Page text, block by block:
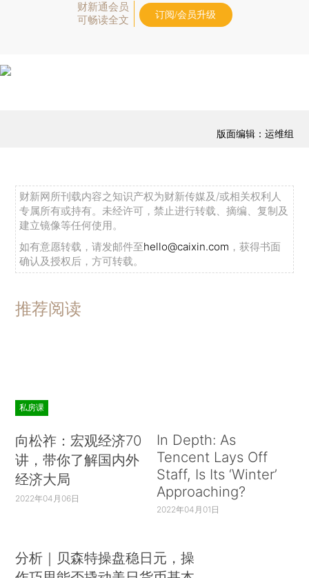
财新通会员
可畅读全文
订阅/会员升级
版面编辑：运维组
财新网所刊载内容之知识产权为财新传媒及/或相关权利人
专属所有或持有。未经许可，禁止进行转载、摘编、复制及
建立镜像等任何使用。
如有意愿转载，请发邮件至hello@caixin.com ，获得书面
确认及授权后，方可转载。
推荐阅读
私房课
向松祚：宏观经济70
讲，带你了解国内外
经济大局
2022年04月06日
In Depth: As
Tencent Lays Off
Staff, Is Its ‘Winter’
Approaching?
2022年04月01日
分析｜贝森特操盘稳日元，操